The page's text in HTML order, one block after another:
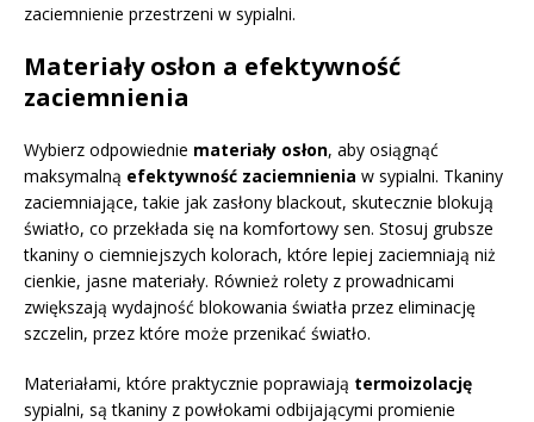
zaciemnienie przestrzeni w sypialni.
Materiały osłon a efektywność
zaciemnienia
Wybierz odpowiednie materiały osłon, aby osiągnąć
maksymalną efektywność zaciemnienia w sypialni. Tkaniny
zaciemniające, takie jak zasłony blackout, skutecznie blokują
światło, co przekłada się na komfortowy sen. Stosuj grubsze
tkaniny o ciemniejszych kolorach, które lepiej zaciemniają niż
cienkie, jasne materiały. Również rolety z prowadnicami
zwiększają wydajność blokowania światła przez eliminację
szczelin, przez które może przenikać światło.
Materiałami, które praktycznie poprawiają termoizolację
sypialni, są tkaniny z powłokami odbijającymi promienie